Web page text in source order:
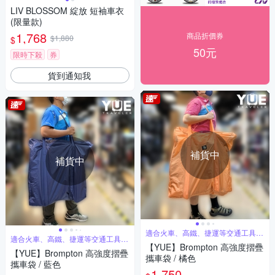
LIV BLOSSOM 綻放 短袖車衣
(限量款)
$1,768 $1,880
限時下殺
券
貨到通知我
補貨中
適合火車、高鐵、捷運等交通工具攜
行
【YUE】Brompton 高強度摺疊
攜車袋 / 藍色
商品折價券
50元
補貨中
適合火車、高鐵、捷運等交通工具攜
行
【YUE】Brompton 高強度摺疊
攜車袋 / 橘色